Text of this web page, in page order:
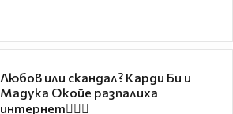
Любов или скандал? Карди Би и
Мадука Окойе разпалиха
интернет❤️‍🔥🔥